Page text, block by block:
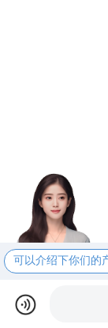
可以介绍下你们的